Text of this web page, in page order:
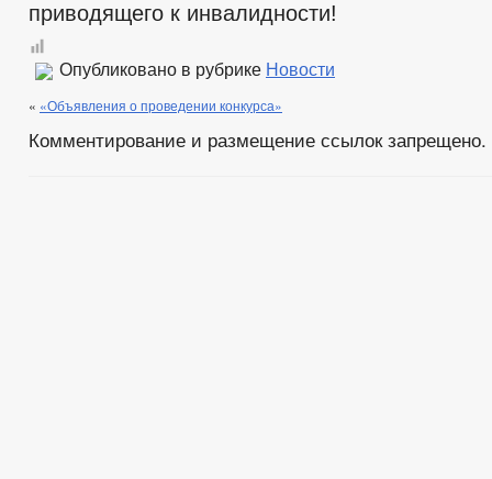
приводящего к инвалидности!
Опубликовано в рубрике Новости
« «Объявления о проведении конкурса»
Комментирование и размещение ссылок запрещено.